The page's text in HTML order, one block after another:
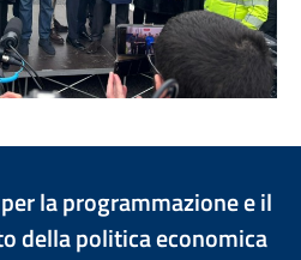
la programmazione e il
della politica economica